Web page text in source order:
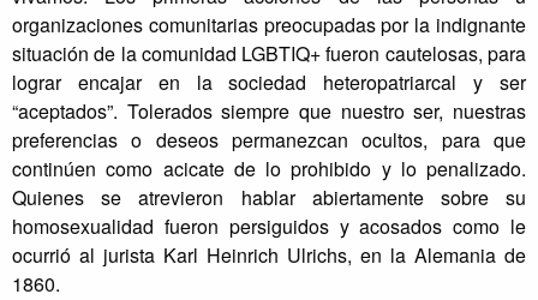
organizaciones comunitarias preocupadas por la indignante
situación de la comunidad LGBTIQ+ fueron cautelosas, para
lograr encajar en la sociedad heteropatriarcal y ser
“aceptados”. Tolerados siempre que nuestro ser, nuestras
preferencias o deseos permanezcan ocultos, para que
continúen como acicate de lo prohibido y lo penalizado.
Quienes se atrevieron hablar abiertamente sobre su
homosexualidad fueron persiguidos y acosados como le
ocurrió al jurista Karl Heinrich Ulrichs, en la Alemania de
1860.